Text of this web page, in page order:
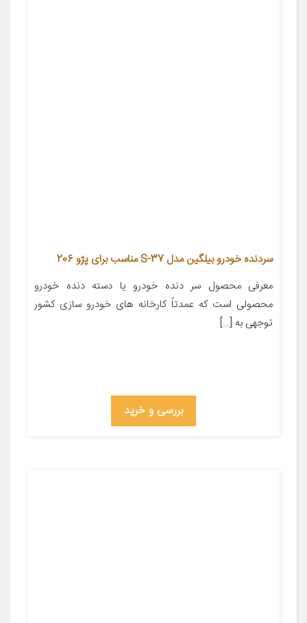
سردنده خودرو بیلگین مدل S-37 مناسب برای پژو 206
معرفی محصول سر دنده خودرو یا دسته دنده خودرو
محصولی است که عمدتاً کارخانه های خودرو سازی کشور
توجهی به […]
بررسی و خرید